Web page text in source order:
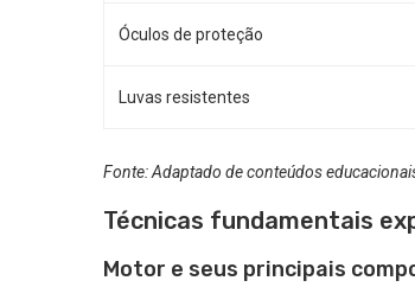
Óculos de proteção
Luvas resistentes
Fonte: Adaptado de conteúdos
Técnicas fundamentais
Motor e seus principais